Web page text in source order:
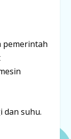
pemerintah
dan suhu.